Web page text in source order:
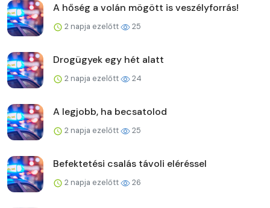
A hőség a volán mögött is veszélyforrás!
2 napja ezelőtt 25
Drogügyek egy hét alatt
2 napja ezelőtt 24
A legjobb, ha becsatolod
2 napja ezelőtt 25
Befektetési csalás távoli eléréssel
2 napja ezelőtt 26